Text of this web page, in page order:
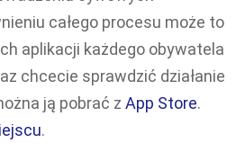
całego procesu może to
aplikacji każdego obywatela
chcecie sprawdzić działanie
ją pobrać z App Store.
.